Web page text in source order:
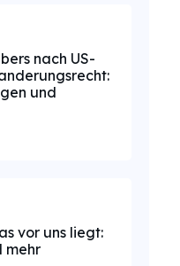
nach US-
und
vor uns liegt:
mehr